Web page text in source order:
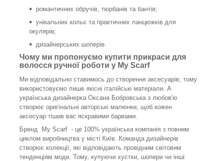
романтичних обручів, тюрбанів та бантів;
унікальних кольє та практичних ланцюжків для
окулярів;
дизайнерських шоперів.
Чому ми пропонуємо купити прикраси для
волосся ручної роботи у My Scarf
Ми відповідально ставимось до створення аксесуарів, тому
використовуємо лише якісні італійські матеріали. А
українська дизайнерка Оксана Бобровська з любов'ю
створює оригінальні авторські малюнки, щоб кожен
аксесуар тішив вас яскравими барвами.
Бренд My Scarf - це 100% українська компанія з повним
циклом виробництва у місті Київ. Команда дизайнерів
створює колекції, які відповідають провідним світовим
тенденціям моди. Тому, купуючи хустки, шопери чи інші